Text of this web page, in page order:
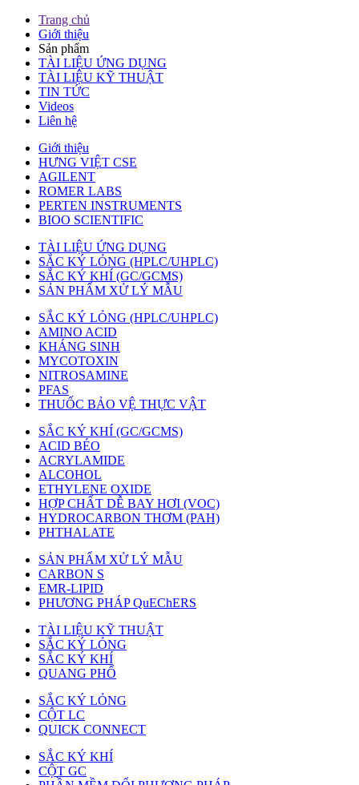
Trang chủ
Giới thiệu
Sản phẩm
TÀI LIỆU ỨNG DỤNG
TÀI LIỆU KỸ THUẬT
TIN TỨC
Videos
Liên hệ
Giới thiệu
HƯNG VIỆT CSE
AGILENT
ROMER LABS
PERTEN INSTRUMENTS
BIOO SCIENTIFIC
TÀI LIỆU ỨNG DỤNG
SẮC KÝ LỎNG (HPLC/UHPLC)
SẮC KÝ KHÍ (GC/GCMS)
SẢN PHẨM XỬ LÝ MẪU
SẮC KÝ LỎNG (HPLC/UHPLC)
AMINO ACID
KHÁNG SINH
MYCOTOXIN
NITROSAMINE
PFAS
THUỐC BẢO VỆ THỰC VẬT
SẮC KÝ KHÍ (GC/GCMS)
ACID BÉO
ACRYLAMIDE
ALCOHOL
ETHYLENE OXIDE
HỢP CHẤT DỄ BAY HƠI (VOC)
HYDROCARBON THƠM (PAH)
PHTHALATE
SẢN PHẨM XỬ LÝ MẪU
CARBON S
EMR-LIPID
PHƯƠNG PHÁP QuEChERS
TÀI LIỆU KỸ THUẬT
SẮC KÝ LỎNG
SẮC KÝ KHÍ
QUANG PHỔ
SẮC KÝ LỎNG
CỘT LC
QUICK CONNECT
SẮC KÝ KHÍ
CỘT GC